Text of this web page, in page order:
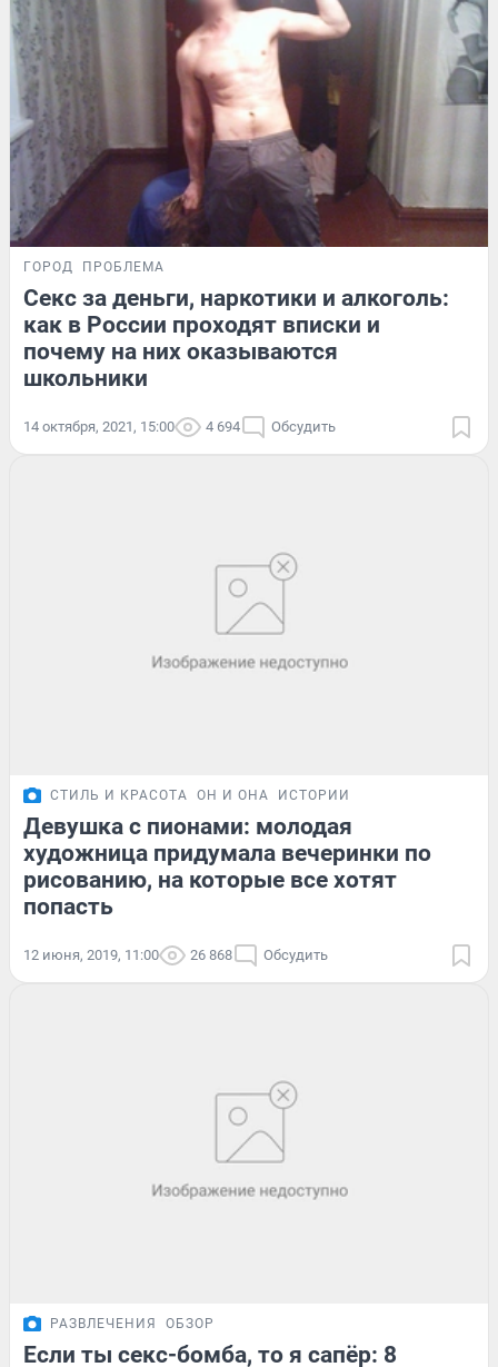
ГОРОД ПРОБЛЕМА
Секс за деньги, наркотики и алкоголь:
как в России проходят вписки и
почему на них оказываются
школьники
14 октября, 2021, 15:00 4 694 Обсудить
СТИЛЬ И КРАСОТА ОН И ОНА ИСТОРИИ
Девушка с пионами: молодая
художница придумала вечеринки по
рисованию, на которые все хотят
попасть
12 июня, 2019, 11:00 26 868 Обсудить
РАЗВЛЕЧЕНИЯ ОБЗОР
Если ты секс-бомба, то я сапёр: 8